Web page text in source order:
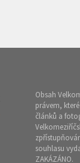
Obsah
právem,
článků a
souhlasu
ZAKÁZÁNO.